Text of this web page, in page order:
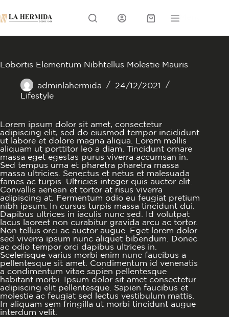
content
Carrito
Lobortis Elementum Nibhtellus Molestie Mauris
adminlahermida
24/12/2021
Lifestyle
Lorem ipsum dolor sit amet, consectetur
adipiscing elit, sed do eiusmod tempor incididunt
ut labore et dolore magna aliqua. Lorem mollis
aliquam ut porttitor leo a diam. Tincidunt ornare
massa eget egestas purus viverra accumsan in.
Sed tempus urna et pharetra pharetra massa
massa ultricies. Senectus et netus et malesuada
fames ac turpis. Ultricies integer quis auctor elit.
Convallis aenean et tortor at risus viverra
adipiscing at. Fermentum odio eu feugiat pretium
nibh ipsum. In cursus turpis massa tincidunt dui.
Dapibus ultrices in iaculis nunc sed. Id volutpat
lacus laoreet non curabitur gravida arcu ac tortor.
Non tellus orci ac auctor augue. Eget lorem dolor
sed viverra ipsum nunc aliquet bibendum. Donec
ac odio tempor orci dapibus ultrices in.
Scelerisque varius morbi enim nunc faucibus a
pellentesque sit amet. Condimentum id venenatis
a condimentum vitae sapien pellentesque
habitant morbi. Ipsum dolor sit amet consectetur
adipiscing elit pellentesque. Sapien faucibus et
molestie ac feugiat sed lectus vestibulum mattis.
In aliquam sem fringilla ut morbi tincidunt augue
interdum velit.